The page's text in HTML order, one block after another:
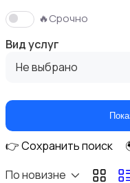
Красота и здоровье
🔥Срочно
Вид услуг
Не выбрано
👉 Сохранить поиск
По новизне